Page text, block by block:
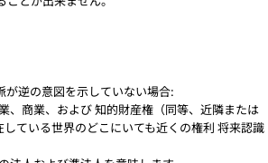
が逆の意図を示していない場合:
、商業、および 知的財産権（同等、近隣または
ている世界のどこにいても近くの権利 将来認識